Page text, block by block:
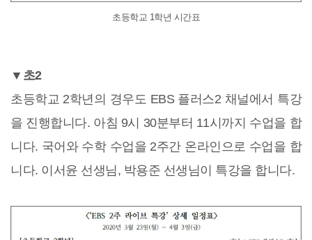
초등학교 1학년 시간표
▼초2
초등학교 2학년의 경우도 EBS 플러스2 채널에서 특강
을 진행합니다. 아침 9시 30분부터 11시까지 수업을 합
니다. 국어와 수학 수업을 2주간 온라인으로 수업을 합
니다. 이서윤 선생님, 박용준 선생님이 특강을 합니다.